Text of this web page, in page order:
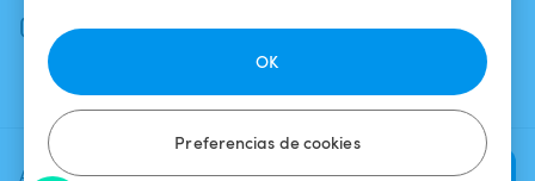
Preferencias de cookies
OK
Agrega una fecha y un horario Verificar
Instagram